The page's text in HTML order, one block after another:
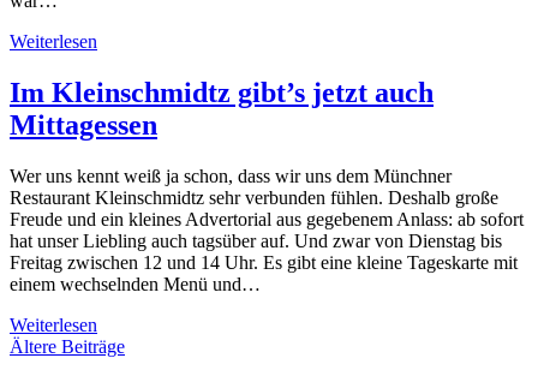
Weiterlesen
Im Kleinschmidtz gibt’s jetzt auch
Mittagessen
Wer uns kennt weiß ja schon, dass wir uns dem Münchner
Restaurant Kleinschmidtz sehr verbunden fühlen. Deshalb große
Freude und ein kleines Advertorial aus gegebenem Anlass: ab sofort
hat unser Liebling auch tagsüber auf. Und zwar von Dienstag bis
Freitag zwischen 12 und 14 Uhr. Es gibt eine kleine Tageskarte mit
einem wechselnden Menü und…
Weiterlesen
Beitragsnavigation
Ältere Beiträge